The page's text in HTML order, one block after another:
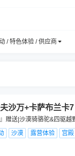
/ 特色体验 / 供应商
沙万+卡萨布兰卡
赠送|沙漠骑骆驼&四驱越
沙漠 露营体验 宫殿